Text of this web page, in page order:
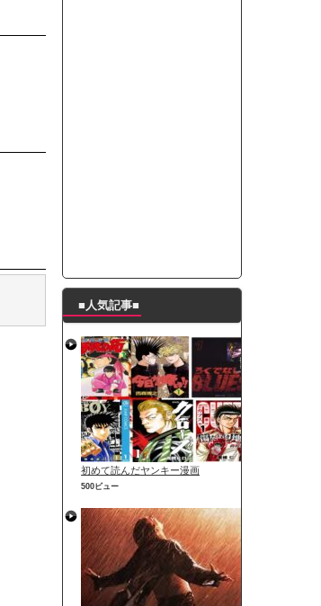
■人気記事■
初めて読んだヤンキー漫画
500ビュー